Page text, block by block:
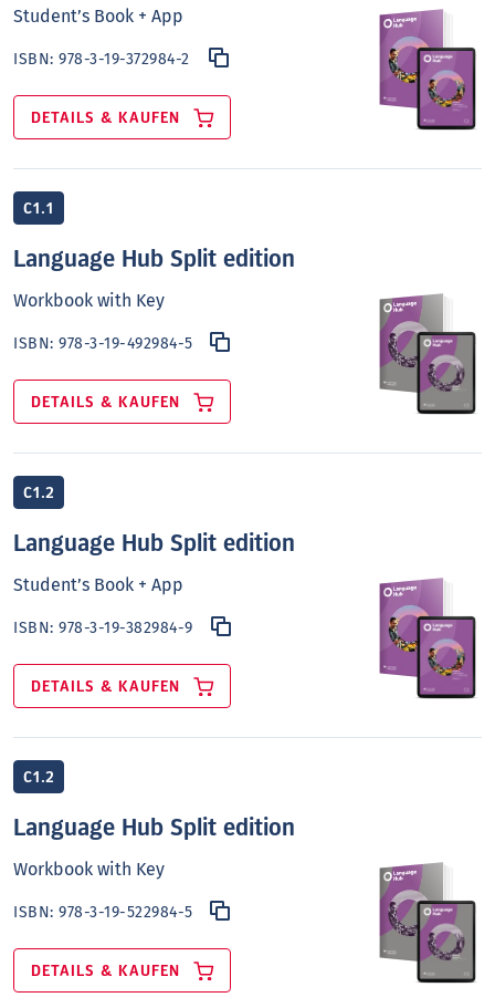
Student’s Book + App
ISBN:978-3-19-372984-2
DETAILS & KAUFEN
C1.1
Language Hub Split edition
Workbook with Key
ISBN:978-3-19-492984-5
DETAILS & KAUFEN
C1.2
Language Hub Split edition
Student’s Book + App
ISBN:978-3-19-382984-9
DETAILS & KAUFEN
C1.2
Language Hub Split edition
Workbook with Key
ISBN:978-3-19-522984-5
DETAILS & KAUFEN